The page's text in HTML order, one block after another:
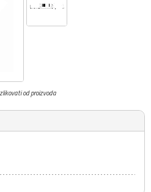
od proizvoda